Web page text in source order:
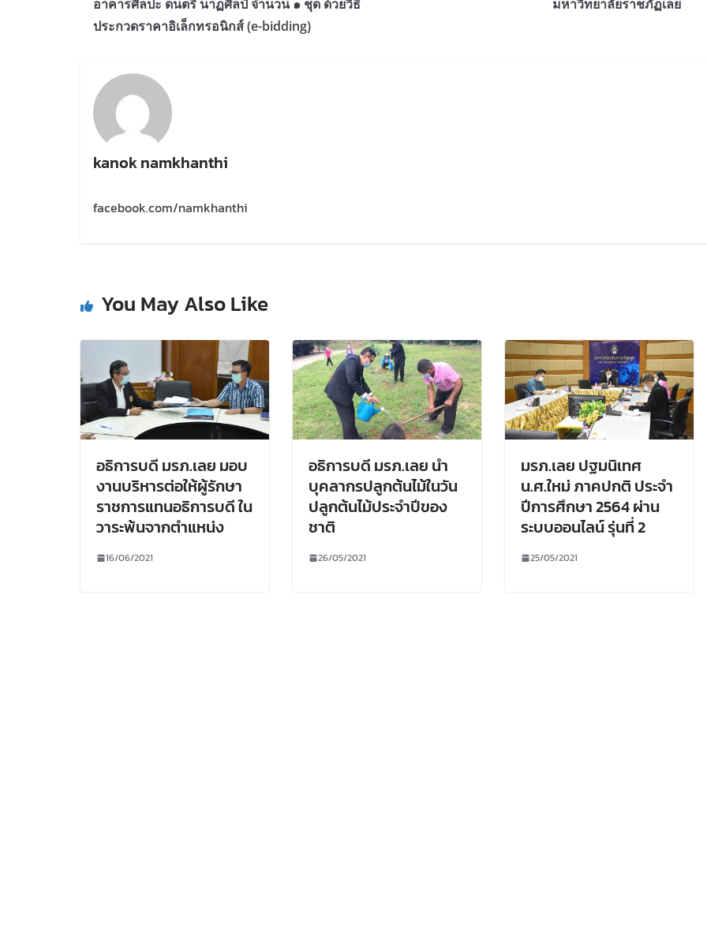
อาคารศิลปะ ดนตรี นาฏศิลป์ จำนวน ๑ ชุด ด้วยวิธี
ประกวดราคาอิเล็กทรอนิกส์ (e-bidding)
มหาวิทยาลัยราชภัฏเลย
kanok namkhanthi
facebook.com/namkhanthi
You May Also Like
อธิการบดี มรภ.เลย มอบ
งานบริหารต่อให้ผู้รักษา
ราชการแทนอธิการบดี ใน
วาระพ้นจากตำแหน่ง
16/06/2021
อธิการบดี มรภ.เลย นำ
บุคลากรปลูกต้นไม้ในวัน
ปลูกต้นไม้ประจำปีของ
ชาติ
26/05/2021
มรภ.เลย ปฐมนิเทศ
น.ศ.ใหม่ ภาคปกติ ประจำ
ปีการศึกษา 2564 ผ่าน
ระบบออนไลน์ รุ่นที่ 2
25/05/2021